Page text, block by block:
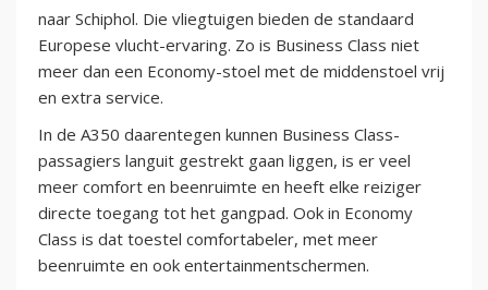
naar Schiphol. Die vliegtuigen bieden de standaard
Europese vlucht-ervaring. Zo is Business Class niet
meer dan een Economy-stoel met de middenstoel vrij
en extra service.
In de A350 daarentegen kunnen Business Class-
passagiers languit gestrekt gaan liggen, is er veel
meer comfort en beenruimte en heeft elke reiziger
directe toegang tot het gangpad. Ook in Economy
Class is dat toestel comfortabeler, met meer
beenruimte en ook entertainmentschermen.